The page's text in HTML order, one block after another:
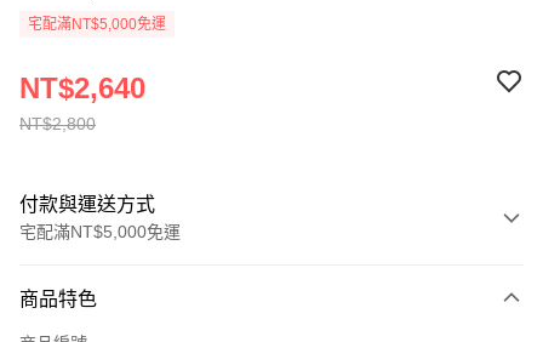
宅配滿NT$5,000免運
NT$2,800
NT$2,640
付款與運送方式
宅配滿NT$5,000免運
信用卡一次付款
商品特色